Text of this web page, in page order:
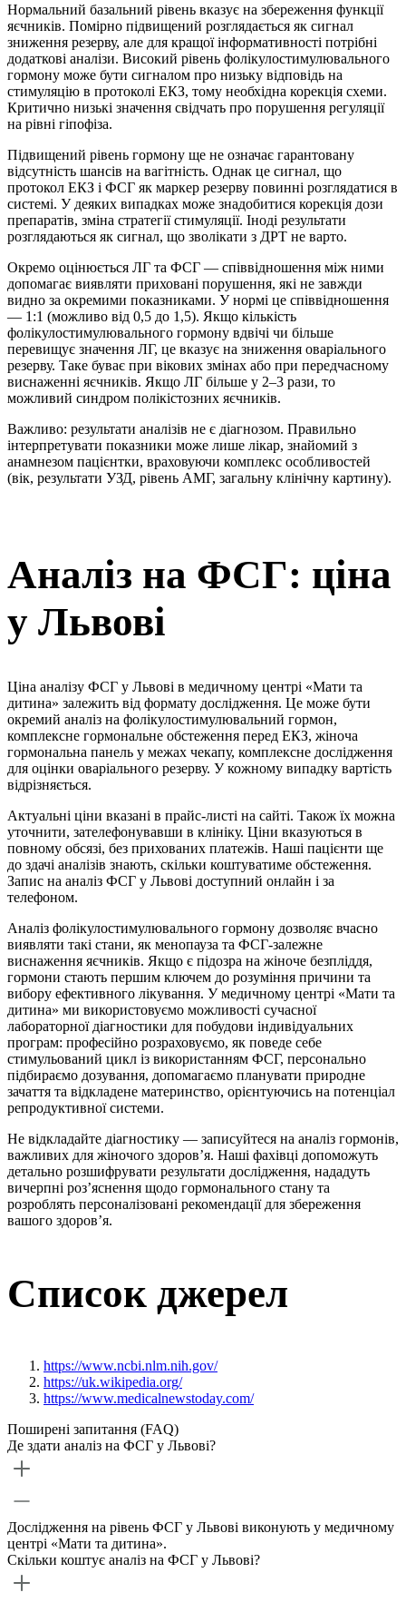
Нормальний базальний рівень вказує на збереження функції
яєчників. Помірно підвищений розглядається як сигнал
зниження резерву, але для кращої інформативності потрібні
додаткові аналізи. Високий рівень фолікулостимулювального
гормону може бути сигналом про низьку відповідь на
стимуляцію в протоколі ЕКЗ, тому необхідна корекція схеми.
Критично низькі значення свідчать про порушення регуляції
на рівні гіпофіза.
Підвищений рівень гормону ще не означає гарантовану
відсутність шансів на вагітність. Однак це сигнал, що
протокол ЕКЗ і ФСГ як маркер резерву повинні розглядатися в
системі. У деяких випадках може знадобитися корекція дози
препаратів, зміна стратегії стимуляції. Іноді результати
розглядаються як сигнал, що зволікати з ДРТ не варто.
Окремо оцінюється ЛГ та ФСГ — співвідношення між ними
допомагає виявляти приховані порушення, які не завжди
видно за окремими показниками. У нормі це співвідношення
— 1:1 (можливо від 0,5 до 1,5). Якщо кількість
фолікулостимулювального гормону вдвічі чи більше
перевищує значення ЛГ, це вказує на зниження оваріального
резерву. Таке буває при вікових змінах або при передчасному
виснаженні яєчників. Якщо ЛГ більше у 2–3 рази, то
можливий синдром полікістозних яєчників.
Важливо: результати аналізів не є діагнозом. Правильно
інтерпретувати показники може лише лікар, знайомий з
анамнезом пацієнтки, враховуючи комплекс особливостей
(вік, результати УЗД, рівень АМГ, загальну клінічну картину).
Аналіз на ФСГ: ціна
у Львові
Ціна аналізу ФСГ у Львові в медичному центрі «Мати та
дитина» залежить від формату дослідження. Це може бути
окремий аналіз на фолікулостимулювальний гормон,
комплексне гормональне обстеження перед ЕКЗ, жіноча
гормональна панель у межах чекапу, комплексне дослідження
для оцінки оваріального резерву. У кожному випадку вартість
відрізняється.
Актуальні ціни вказані в прайс-листі на сайті. Також їх можна
уточнити, зателефонувавши в клініку. Ціни вказуються в
повному обсязі, без прихованих платежів. Наші пацієнти ще
до здачі аналізів знають, скільки коштуватиме обстеження.
Запис на аналіз ФСГ у Львові доступний онлайн і за
телефоном.
Аналіз фолікулостимулювального гормону дозволяє вчасно
виявляти такі стани, як менопауза та ФСГ-залежне
виснаження яєчників. Якщо є підозра на жіноче безпліддя,
гормони стають першим ключем до розуміння причини та
вибору ефективного лікування. У медичному центрі «Мати та
дитина» ми використовуємо можливості сучасної
лабораторної діагностики для побудови індивідуальних
програм: професійно розраховуємо, як поведе себе
стимульований цикл із використанням ФСГ, персонально
підбираємо дозування, допомагаємо планувати природне
зачаття та відкладене материнство, орієнтуючись на потенціал
репродуктивної системи.
Не відкладайте діагностику — записуйтеся на аналіз гормонів,
важливих для жіночого здоров’я. Наші фахівці допоможуть
детально розшифрувати результати дослідження, нададуть
вичерпні роз’яснення щодо гормонального стану та
розроблять персоналізовані рекомендації для збереження
вашого здоров’я.
Список джерел
https://www.ncbi.nlm.nih.gov/
https://uk.wikipedia.org/
https://www.medicalnewstoday.com/
Поширені запитання (FAQ)
Де здати аналіз на ФСГ у Львові?
Дослідження на рівень ФСГ у Львові виконують у медичному
центрі «Мати та дитина».
Скільки коштує аналіз на ФСГ у Львові?